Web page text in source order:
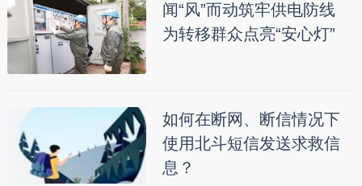
闻“风”而动筑牢供电防线
为转移群众点亮“安心灯”
如何在断网、断信情况下
使用北斗短信发送求救信
息？